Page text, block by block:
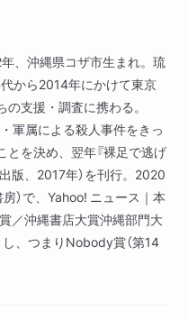
療との関係／加害はパタ
踏みされている／お金をも
く責任／モスバーガーの文
の／聞きとりのあと／ト
内③
年三月一二日
は当事者／学校現場の変化
両義性／暴力をなくす練習
の書きづらさ／映画で描か
案内④
年、沖縄県コザ市生まれ。琉
から2014年にかけて東京
支援・調査に携わる。
軍属による殺人事件をきっ
を決め、翌年『裸足で逃げ
版、2017年）を刊行。2020
）で、Yahoo! ニュース｜本
／沖縄書店大賞沖縄部門大
し、つまりNobody賞（第14